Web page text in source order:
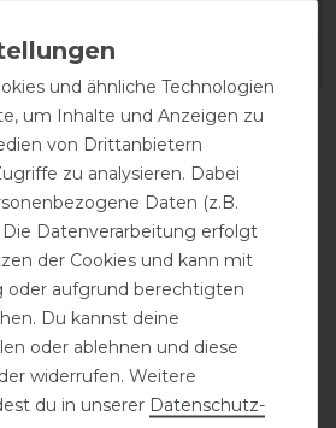
(0)
0
0
0
0
0
und ähnliche Technologien
um Inhalte und Anzeigen zu
von Drittanbietern
zu analysieren. Dabei
Daten (z.B.
Die Datenverarbeitung erfolgt
der Cookies und kann mit
oder aufgrund berechtigten
Du kannst deine
oder ablehnen und diese
widerrufen. Weitere
du in unserer Daten­schutz­